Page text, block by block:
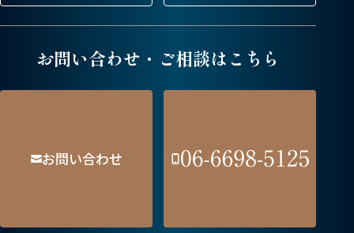
お問い合わせ・ご相談はこちら
お問い合わせ
番
号